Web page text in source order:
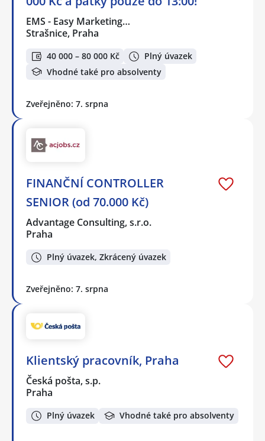
EMS - Easy Marketing…
Strašnice, Praha
40 000 – 80 000 Kč
Plný úvazek
Vhodné také pro absolventy
Zveřejněno: 7. srpna
FINANČNÍ CONTROLLER
SENIOR (od 70.000 Kč)
Advantage Consulting, s.r.o.
Praha
Plný úvazek, Zkrácený úvazek
Zveřejněno: 7. srpna
Klientský pracovník, Praha
Česká pošta, s.p.
Praha
Plný úvazek Vhodné také pro absolventy